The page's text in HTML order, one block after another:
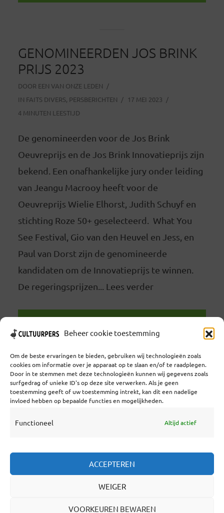
Beheer cookie toestemming
Om de beste ervaringen te bieden, gebruiken wij technologieën zoals
cookies om informatie over je apparaat op te slaan en/of te raadplegen.
Door in te stemmen met deze technologieën kunnen wij gegevens zoals
surfgedrag of unieke ID's op deze site verwerken. Als je geen
toestemming geeft of uw toestemming intrekt, kan dit een nadelige
invloed hebben op bepaalde functies en mogelijkheden.
Functioneel Altijd actief
ACCEPTEREN
WEIGER
VOORKEUREN BEWAREN
GENOMINEERDEN JOS BRINK
PRIJS 2023
DOOR EEN VAN ONZE LEDEN
IN FAITS DIVERS, PERSBERICHTEN
17 MEI 2023
4 MINUTEN LEESTIJD
De genomineerden voor de Jos Brink
Oeuvreprijs en de Jos Brink Innovatieprijs zijn
bekend. Een onafhankelijke jury onder leiding
van Jeangu Macrooy heeft voor de
Oeuvreprijs Wielie Elhorst, Judith Schuyf en
stichting Roze 50+ geselecteerd. What You
See Festival, Gio van den Heuvel en Jess, en
Paul van Dorst zijn de genomineerde
kandidaten om de Innovatieprijs te winnen.
De regeringsprijzen... Lees verder
Coöperatief Cultureel Persbureau U.A. | Salzburg 29 |
3524KS Utrecht | KvK: 55573592 |Btw: